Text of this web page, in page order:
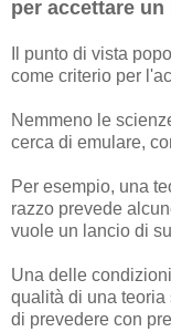
per accettare un
Il punto di vista
come criterio per
Nemmeno le
cerca di emulare,
Per esempio, una
razzo prevede
vuole un lancio di
Una delle
qualità di una
di prevedere con